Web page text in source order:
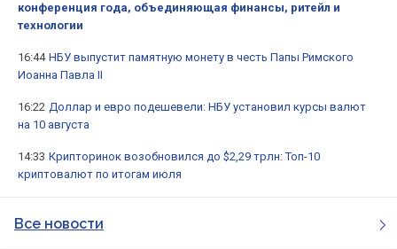
конференция года, объединяющая финансы, ритейл и
технологии
16:44 НБУ выпустит памятную монету в честь Папы Римского
Иоанна Павла II
16:22 Доллар и евро подешевели: НБУ установил курсы валют
на 10 августа
14:33 Крипторинок возобновился до $2,29 трлн: Топ-10
криптовалют по итогам июля
Все новости